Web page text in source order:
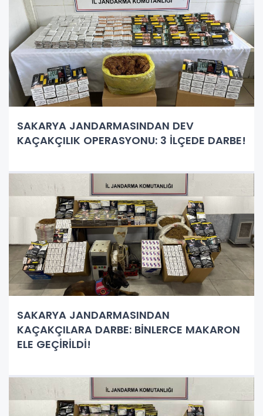
SAKARYA JANDARMASINDAN DEV
KAÇAKÇILIK OPERASYONU: 3 İLÇEDE DARBE!
SAKARYA JANDARMASINDAN
KAÇAKÇILARA DARBE: BİNLERCE MAKARON
ELE GEÇİRİLDİ!